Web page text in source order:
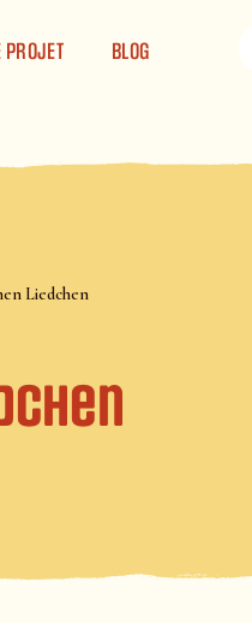
PROJET BLOG
Liedchen